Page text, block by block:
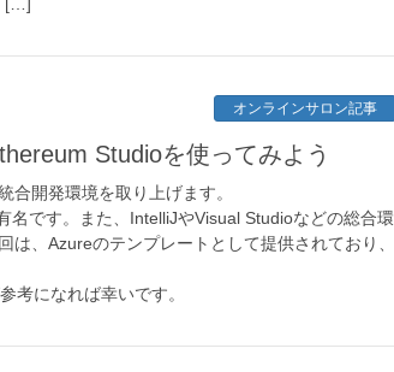
オンラインサロン記事
Studioを使ってみよう
開発環境を取り上げます。
です。また、IntelliJやVisual Studioなどの総合環
、Azureのテンプレートとして提供されており、
考になれば幸いです。